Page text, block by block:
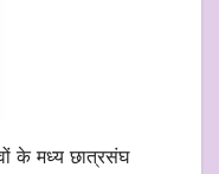
के मध्य छात्रसंघ